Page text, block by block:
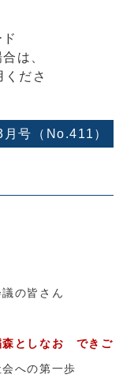
は、
ださ
号（No.411）
議の皆さん
としなお できご
会への第一歩